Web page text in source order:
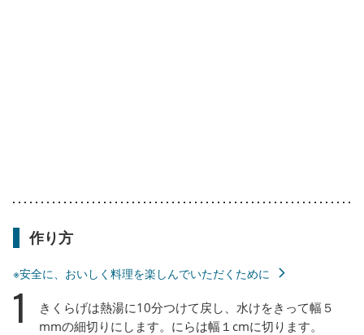
作り方
※安全に、おいしく料理を楽しんでいただくために
1
きくらげは熱湯に10分つけて戻し、水けをきって幅５
mmの細切りにします。にらは幅１cmに切ります。